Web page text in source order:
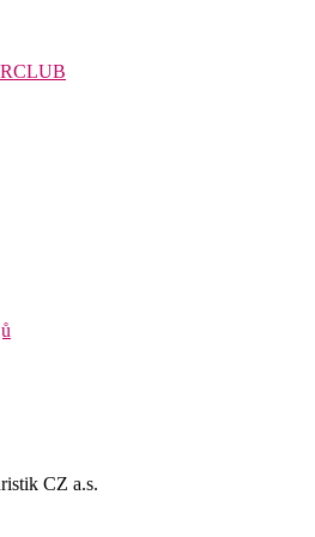
Deluxe, Výhled moře:
Výhled zahrada,
Deluxe, Výhled moře, soukromý
Výhled moře:
cca 45 m2, výhled moře
Výhled zahrada, Soukromý
část oddělena dveřmi, privátní
Výhled moře, Soukromý bazén:
oddělena dveřmi, privátní bazén
moře, terasa
restaurace za příplatek)
CZ a.s.